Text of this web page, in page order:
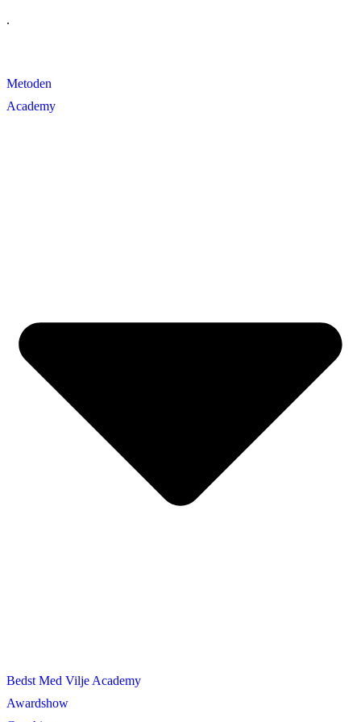
.
Metoden
Academy
Bedst Med Vilje Academy
Awardshow